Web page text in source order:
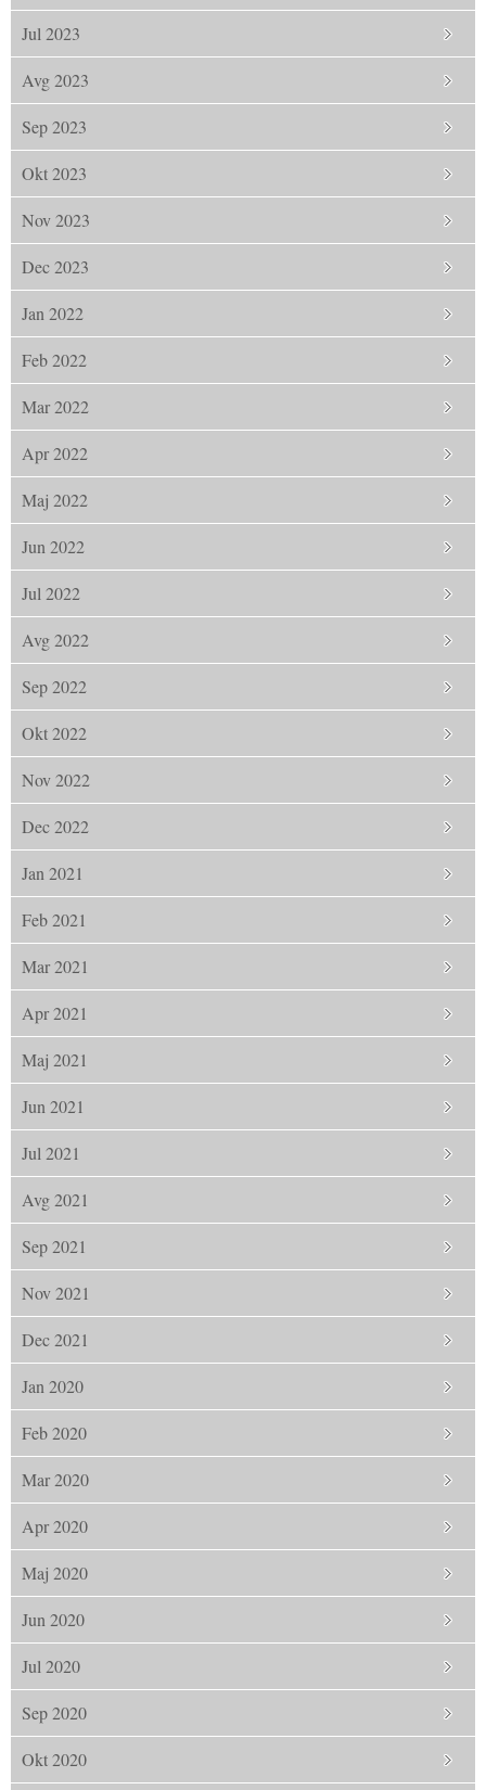
Jul 2023
Avg 2023
Sep 2023
Okt 2023
Nov 2023
Dec 2023
Jan 2022
Feb 2022
Mar 2022
Apr 2022
Maj 2022
Jun 2022
Jul 2022
Avg 2022
Sep 2022
Okt 2022
Nov 2022
Dec 2022
Jan 2021
Feb 2021
Mar 2021
Apr 2021
Maj 2021
Jun 2021
Jul 2021
Avg 2021
Sep 2021
Nov 2021
Dec 2021
Jan 2020
Feb 2020
Mar 2020
Apr 2020
Maj 2020
Jun 2020
Jul 2020
Sep 2020
Okt 2020